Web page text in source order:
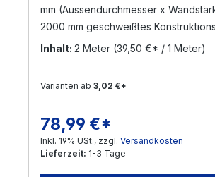
mm (Aussendurchmesser x
2000 mm geschweißtes Konstruktionsrohr nach
DIN 17455 / EN ISO 1127 Material: Edelstahl V2A,
Versand per Nachnahme nicht
bearbeiten wir Ihre Anfrage !
Inhalt: 2 Meter (39,50 €* / 1 Meter)
Varianten ab 3,02 €*
Regulärer Preis:
78,99 €*
Inkl. 19% USt., zzgl. Versandkosten
Lieferzeit: 1-3 Tage